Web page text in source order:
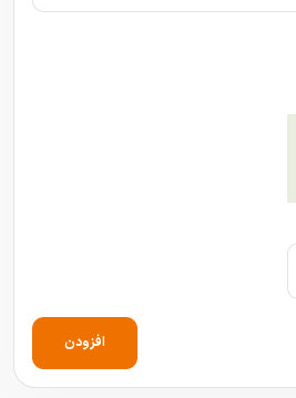
افزودن